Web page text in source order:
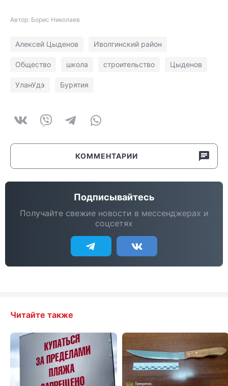
Автор: Борис Николаев
Алексей Цыденов Иволгинский район
Общество школа строительство Цыденов
УланУдэ Бурятия
КОММЕНТАРИИ
Подписывайтесь
Получайте свежие новости в мессенджерах и
соцсетях
Читайте также